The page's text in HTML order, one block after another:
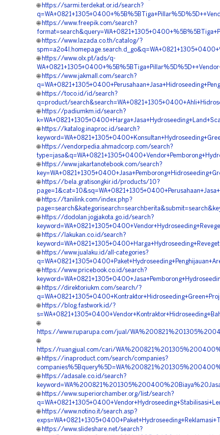
🌐 https://sarmi.terdekat.or.id/search?
🌐 https://www.freepik.com/search?
🌐 https://www.lazada.co.th/catalog/?
🌐 https://www.olx.pt/ads/q-
🌐 https://www.jakmall.com/search?
🌐 https://toco.id/id/search?
q=product/
🌐 https://padiumkm.id/search?
🌐 https://katalog.inaproc.id/search?
🌐 https://vendorpedia.ahmadcorp.com/search?
🌐 https://www.jakartanotebook.com/search?
🌐 https://bela.gratisongkir.id/products/10?
🌐 https://tanilink.com/index.php?
🌐 https://dodolan.jogjakota.go.id/search?
🌐 https://lakukan.co.id/search?
🌐 https://www.jualaku.id/all-categories?
🌐 https://www.pricebook.co.id/search?
🌐 https://direktoriukm.com/search/?
🌐 https://blog.fastwork.id/?
🌐
https://www.ruparupa.com/jual/
🌐
https://ruangjual.com/cari/
🌐 https://inaproduct.com/search/companies?
🌐 https://adasale.co.id/search?
🌐 https://www.superiorchamber.org/list/search?
🌐 https://www.notino.it/search.asp?
🌐 https://www.slideshare.net/search?